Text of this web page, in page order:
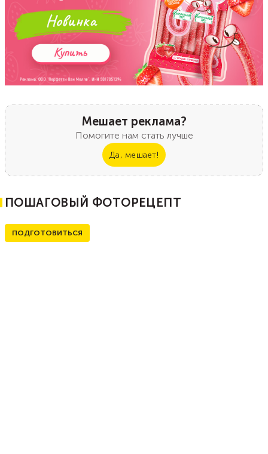
Мешает реклама?
Помогите нам стать лучше
Да, мешает!
ПОШАГОВЫЙ ФОТОРЕЦЕПТ
ПОДГОТОВИТЬСЯ